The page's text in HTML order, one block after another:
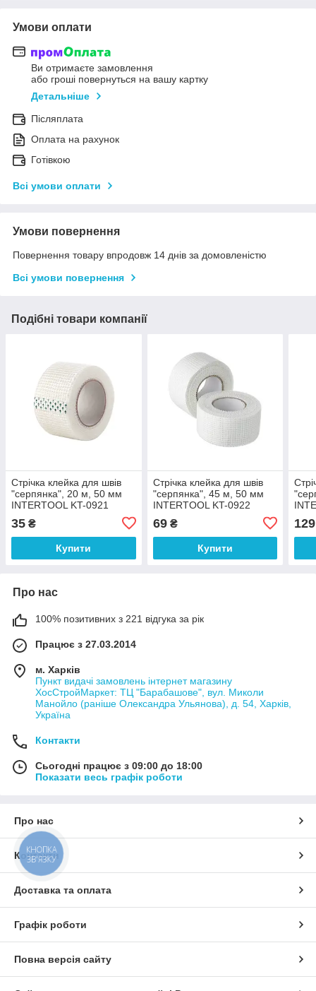
Умови оплати
Ви отримаєте замовлення
або гроші повернуться на вашу картку
Детальніше
Післяплата
Оплата на рахунок
Готівкою
Всі умови оплати
Умови повернення
Повернення товару впродовж 14 днів за домовленістю
Всі умови повернення
Подібні товари компанії
Стрічка клейка для швів
"серпянка", 20 м, 50 мм
INTERTOOL KT-0921
35 ₴
Купити
Стрічка клейка для швів
"серпянка", 45 м, 50 мм
INTERTOOL KT-0922
69₴
Купити
129
Про нас
100% позитивних з 221 відгука за рік
Працює з 27.03.2014
м. Харків
Пункт видачі замовлень інтернет магазину
ХосСтройМаркет: ТЦ "Барабашове", вул. Миколи
Манойло (раніше Олександра Ульянова), д. 54, Харків,
Україна
Контакти
Сьогодні працює з 09:00 до 18:00
Показати весь графік роботи
Про нас
Контакти
Доставка та оплата
Графік роботи
Повна версія сайту
КНОПКА
ЗВ'ЯЗКУ